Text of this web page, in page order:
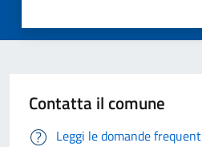
Contatta il comune
Leggi le domande